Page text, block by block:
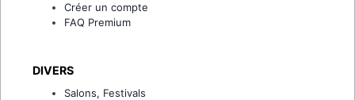
Créer un compte
FAQ Premium
DIVERS
Salons, Festivals